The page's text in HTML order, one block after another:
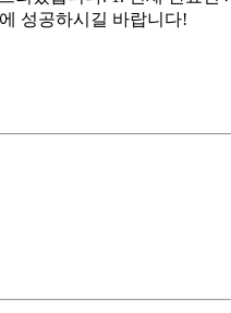
성공하시길 바랍니다!